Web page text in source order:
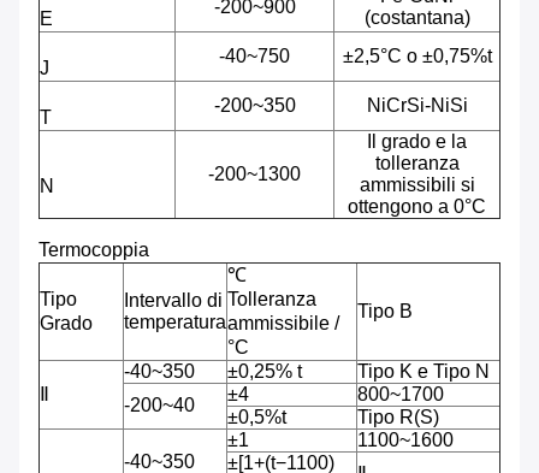
E
-200~900
(costantana)
J
-40~750 ±2,5°C o ±0,75%t
T
-200~350 NiCrSi-NiSi
N
-200~1300
Il grado e la
tolleranza
ammissibili si
ottengono a 0°C
Termocoppia
Tipo
Grado
Intervallo di
temperatura
℃
Tolleranza
ammissibile /
°C
Tipo B
-40~350 ±0,25% t
Tipo K e Tipo N
-200~40
±4
800~1700
±0,5%t
Tipo R(S)
-40~350
±1
1100~1600
±[1+(t−1100)